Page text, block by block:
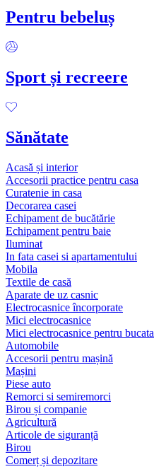
Pentru bebeluș
Sport și recreere
Sănătate
Acasă și interior
Accesorii practice pentru casa
Curatenie in casa
Decorarea casei
Echipament de bucătărie
Echipament pentru baie
Iluminat
In fata casei si apartamentului
Mobila
Textile de casă
Aparate de uz casnic
Electrocasnice încorporate
Mici electrocasnice
Mici electrocasnice pentru
Automobile
Accesorii pentru mașină
Mașini
Piese auto
Remorci si semiremorci
Birou și companie
Agricultură
Articole de siguranță
Birou
Comerț și depozitare